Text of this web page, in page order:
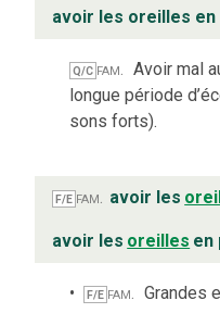
avoir les oreilles
Q/C fam. Avoir mal
longue période
sons forts).
F/E fam. avoir les
avoir les oreilles en
F/E fam. Grandes